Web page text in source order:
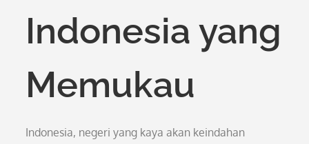
Indonesia yang
Memukau
Indonesia, negeri yang kaya akan keindahan